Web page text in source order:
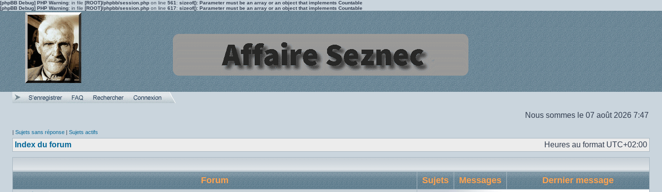
[phpBB Debug] PHP Warning: in file [ROOT]/phpbb/session.php on line 561 : sizeof(): Parameter must be an array or an object that implements Countable
[phpBB Debug] PHP Warning: in file [ROOT]/phpbb/session.php on line 617: sizeof(): Parameter must be an array or an object that implements Countable
Nous sommes le 07 août 2026 7:47
| Sujets sans réponse | Sujets actifs
Index du forum Heures au format UTC+02:00
Forum Sujets Messages
Dernier message